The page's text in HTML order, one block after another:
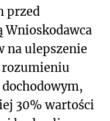
przed
Wnioskodawca
na ulepszenie
30% wartości